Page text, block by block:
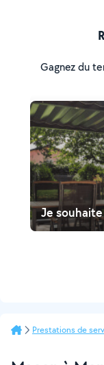
Gagnez du
Je
Prestations de